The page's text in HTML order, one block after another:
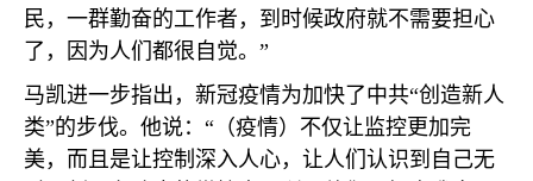
民，一群勤奋的工作者，到时候政府就不需要担心
了，因为人们都很自觉。”
马凯进一步指出，新冠疫情为加快了中共“创造新人
类”的步伐。他说：“（疫情）不仅让监控更加完
美，而且是让控制深入人心，让人们认识到自己无